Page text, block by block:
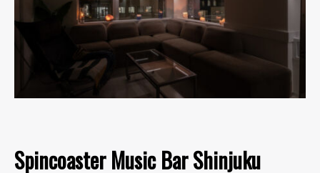
Spincoaster Music Bar Shinjuku